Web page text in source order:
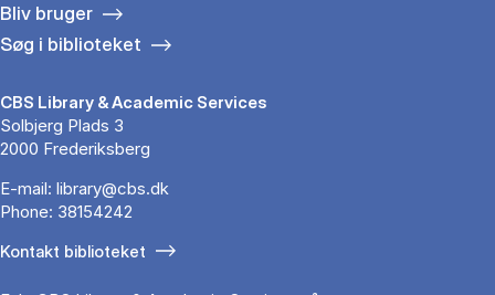
Bliv bruger
Søg i biblioteket
CBS Library & Academic Services
Solbjerg Plads 3
2000 Frederiksberg
E-mail: library@cbs.dk
Phone: 38154242
Kontakt biblioteket